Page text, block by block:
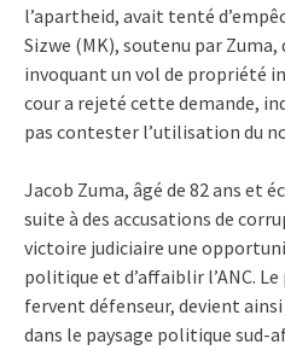
l’apartheid, avait tenté
Sizwe (MK), soutenu par
invoquant un vol de propriété
cour a rejeté cette demande,
pas contester l’utilisation du
Jacob Zuma, âgé de 82 ans et
suite à des accusations de
victoire judiciaire une
politique et d’affaiblir l’ANC.
fervent défenseur, devient
dans le paysage politique sud-